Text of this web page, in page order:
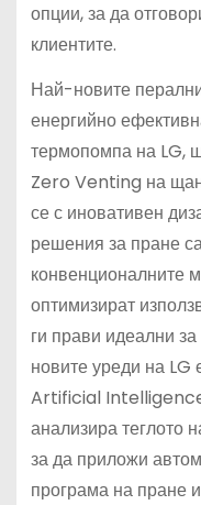
опции, за да
клиентите.
Най-новите
енергийно
термопомпа на LG,
Zero Venting на
се с иновативен
решения за пране
конвенционалните
оптимизират
ги прави идеални
новите уреди на LG
Artificial
анализира теглото
за да приложи
програма на пране